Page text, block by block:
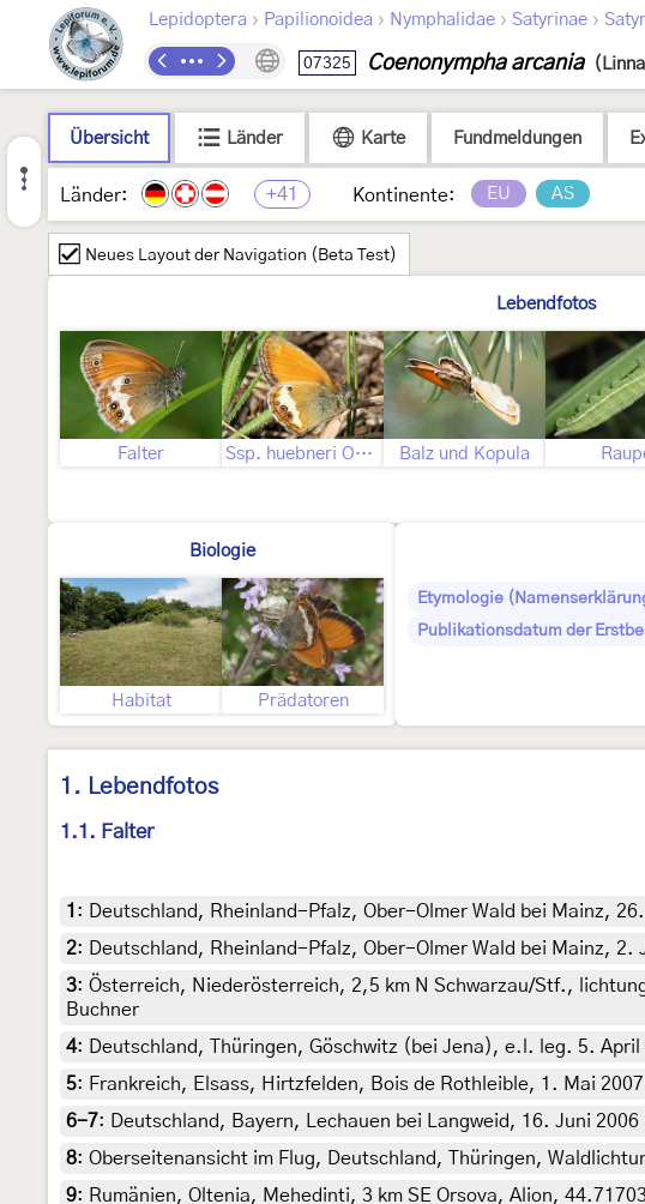
Lepidoptera › Papilionoidea › Nymphalidae › Satyrinae ›
07325 Coenonympha arcania
Übersicht Länder Karte Fundmeldungen
Länder: +41 Kontinente: EU AS
Neues Layout der Navigation (Beta Test)
Lebendfotos
Falter Ssp. huebneri Oberthür, 1910 Balz und Kopula
Biologie
Habitat Prädatoren
Etymologie
Publikationsdatum der
1. Lebendfotos
1.1. Falter
1 :
Deutschland, Rheinland-Pfalz, Ober-Olmer Wald bei Mainz,
2:
Deutschland, Rheinland-Pfalz, Ober-Olmer Wald bei Mainz,
3: Österreich, Niederösterreich, 2,5 km N Schwarzau/Stf.,
Buchner
4: Deutschland, Thüringen, Göschwitz (bei Jena), e.l. leg. 5.
5: Frankreich, Elsass, Hirtzfelden, Bois de Rothleible, 1. Mai
6-7: Deutschland, Bayern, Lechauen bei Langweid, 16. Juni
8: Oberseitenansicht im Flug, Deutschland, Thüringen,
9: Rumänien, Oltenia, Mehedinti, 3 km SE Orsova, Alion,